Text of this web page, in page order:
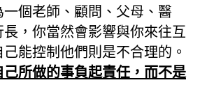
一個老師、顧問、父母、醫
，你當然會影響與你來往互
能控制他們則是不合理的。
所做的事負起責任，而不是